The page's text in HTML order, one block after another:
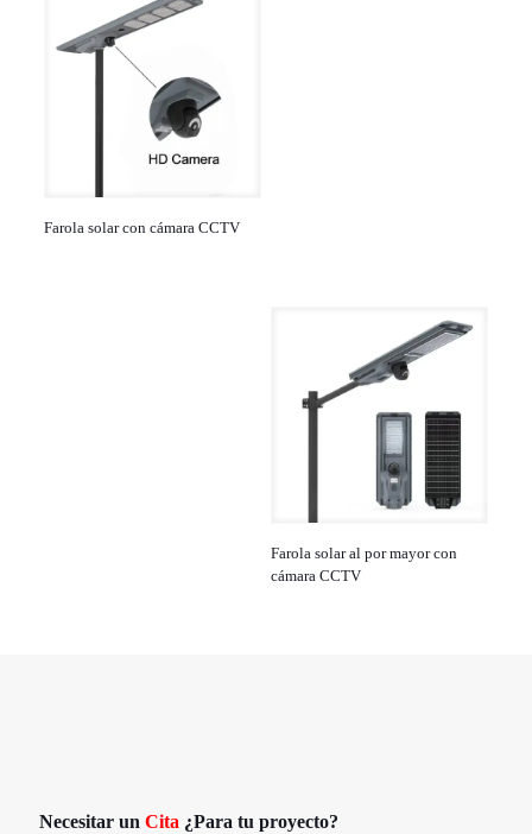
Farola solar con cámara CCTV
Farola solar al por mayor con
cámara CCTV
Necesitar un Cita ¿Para tu proyecto?